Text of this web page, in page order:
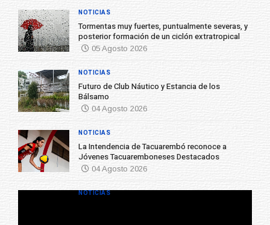
Tormentas muy fuertes, puntualmente severas, y
posterior formación de un ciclón extratropical
05 Agosto 2026
NOTICIAS
Futuro de Club Náutico y Estancia de los
Bálsamo
04 Agosto 2026
NOTICIAS
La Intendencia de Tacuarembó reconoce a
Jóvenes Tacuaremboneses Destacados
04 Agosto 2026
NOTICIAS
NOTICIAS